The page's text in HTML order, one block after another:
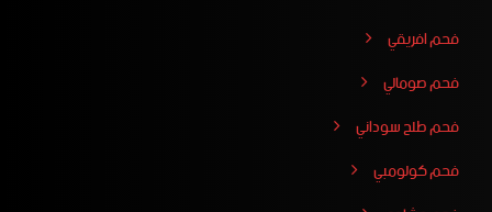
فحم افريقي
فحم صومالي
فحم طلح سوداني
فحم كولومبي